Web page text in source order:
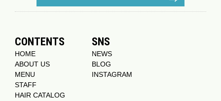
CONTENTS
HOME
ABOUT US
MENU
STAFF
HAIR CATALOG
SNS
NEWS
BLOG
INSTAGRAM